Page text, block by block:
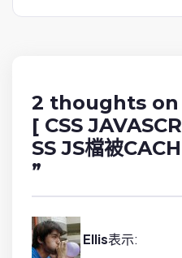
v
2 thoughts on
[ CSS
SS JS檔被
”
Ellis表示: